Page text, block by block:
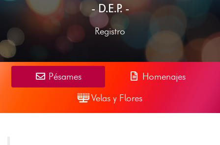
- D.E.P. -
Registro
Pésames
Homenajes
Velas y Flores